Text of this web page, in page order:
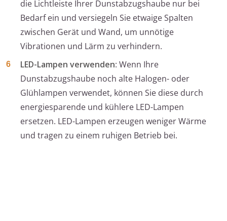
die Lichtleiste Ihrer Dunstabzugshaube nur bei
Bedarf ein und versiegeln Sie etwaige Spalten
zwischen Gerät und Wand, um unnötige
Vibrationen und Lärm zu verhindern.
LED-Lampen verwenden: Wenn Ihre
Dunstabzugshaube noch alte Halogen- oder
Glühlampen verwendet, können Sie diese durch
energiesparende und kühlere LED-Lampen
ersetzen. LED-Lampen erzeugen weniger Wärme
und tragen zu einem ruhigen Betrieb bei.